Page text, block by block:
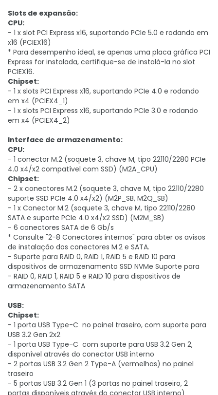
Slots de expansão:
CPU:
- 1 x slot PCI Express x16, suportando PCIe 5.0 e rodando em
x16 (PCIEX16)
* Para desempenho ideal, se apenas uma placa gráfica PCI
Express for instalada, certifique-se de instalá-la no slot
PCIEX16.
Chipset:
- 1 x slots PCI Express x16, suportando PCIe 4.0 e rodando
em x4 (PCIEX4_1)
- 1 x slots PCI Express x16, suportando PCIe 3.0 e rodando
em x4 (PCIEX4_2)
Interface de armazenamento:
CPU:
- 1 conector M.2 (soquete 3, chave M, tipo 22110/2280 PCIe
4.0 x4/x2 compatível com SSD) (M2A_CPU)
Chipset:
- 2 x conectores M.2 (soquete 3, chave M, tipo 22110/2280
suporte SSD PCIe 4.0 x4/x2) (M2P_SB, M2Q_SB)
- 1 x Conector M.2 (soquete 3, chave M, tipo 22110/2280
SATA e suporte PCIe 4.0 x4/x2 SSD) (M2M_SB)
- 6 conectores SATA de 6 Gb/s
* Consulte "2-8 Conectores internos" para obter os avisos
de instalação dos conectores M.2 e SATA.
- Suporte para RAID 0, RAID 1, RAID 5 e RAID 10 para
dispositivos de armazenamento SSD NVMe Suporte para
- RAID 0, RAID 1, RAID 5 e RAID 10 para dispositivos de
armazenamento SATA
USB:
Chipset:
- 1 porta USB Type-C no painel traseiro, com suporte para
USB 3.2 Gen 2x2
- 1 porta USB Type-C com suporte para USB 3.2 Gen 2,
disponível através do conector USB interno
- 2 portas USB 3.2 Gen 2 Type-A (vermelhas) no painel
traseiro
- 5 portas USB 3.2 Gen 1 (3 portas no painel traseiro, 2
portas disponíveis através do conector USB interno)